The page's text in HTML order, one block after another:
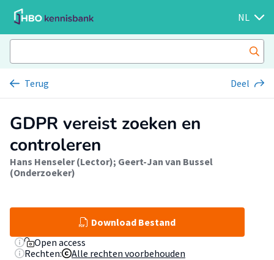
NL
Terug Deel
GDPR vereist zoeken en
controleren
Hans Henseler (Lector); Geert-Jan van Bussel
(Onderzoeker)
Download Bestand
Open access
Rechten:
Alle rechten voorbehouden